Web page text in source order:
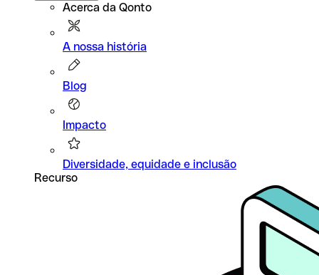
Acerca da Qonto
A nossa história
Blog
Impacto
Diversidade, equidade e inclusão
Recurso